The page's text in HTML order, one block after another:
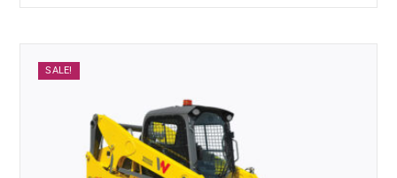
SALE!